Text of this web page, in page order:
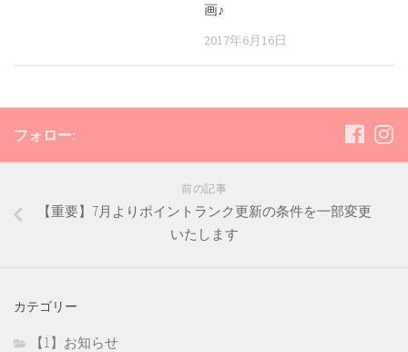
画♪
2017年6月16日
フォロー:
前の記事
【重要】7月よりポイントランク更新の条件を一部変更
いたします
カテゴリー
【1】お知らせ